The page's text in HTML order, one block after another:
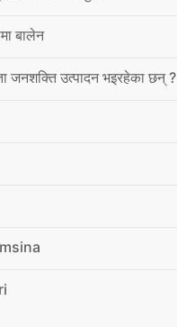
बालेन
जनशक्ति उत्पादन भइरहेका छन् ?